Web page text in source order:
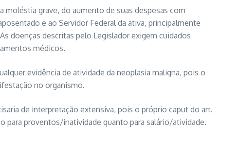
grave, do aumento de suas despesas com
e ao Servidor Federal da ativa, principalmente
doenças descritas pelo Legislador exigem cuidados
médicos.
evidência de atividade da neoplasia maligna, pois o
no organismo.
de interpretação extensiva, pois o próprio caput do art.
para proventos/inatividade quanto para salário/atividade.